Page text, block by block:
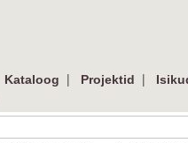
Kataloog | Projektid |